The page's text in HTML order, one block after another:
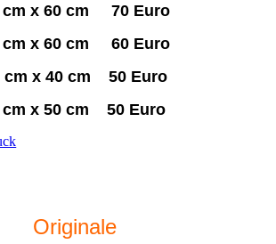
cm x 60 cm 70 Euro
cm x 60 cm 60 Euro
cm x 40 cm 50 Euro
cm x 50 cm 50 Euro
Originale